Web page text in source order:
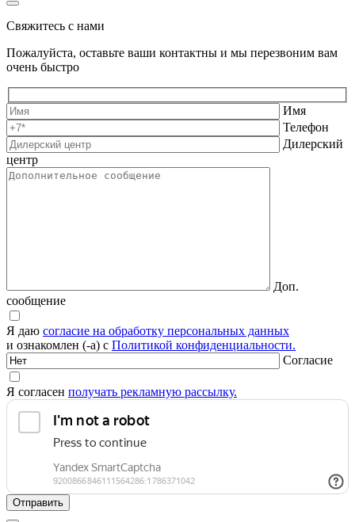
Свяжитесь с нами
Пожалуйста, оставьте ваши контактны и мы перезвоним вам
очень быстро
Имя
Телефон
Дилерский
центр
Доп.
сообщение
Я даю согласие на обработку персональных данных
и ознакомлен (-а) с Политикой конфиденциальности.
Согласие
Я согласен получать рекламную рассылку.